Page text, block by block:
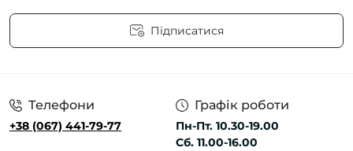
Підписатися
Телефони
+38 (067) 441-79-77
Графік роботи
Пн-Пт. 10.30-19.00
Сб. 11.00-16.00